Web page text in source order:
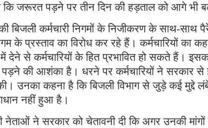
जरूरत पड़ने पर तीन दिन की हड़ताल को आगे भी
बिजली कर्मचारी निगमों के निजीकरण के साथ-
के प्रस्ताव का विरोध कर रहे हैं। कर्मचारियों का
में देने से कर्मचारियों के हित प्रभावित हो सकते हैं।
पड़ने की आशंका है। धरने पर कर्मचारियों ने सरकार से
उनका कहना है कि बिजली विभाग से जुड़े कई मुद्दे
नहीं हुआ है।
नेताओं ने सरकार को चेतावनी दी कि अगर उनकी